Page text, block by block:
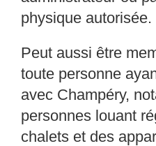
physique autorisée.
Peut aussi être
toute personne
avec Champéry,
personnes louant
chalets et des